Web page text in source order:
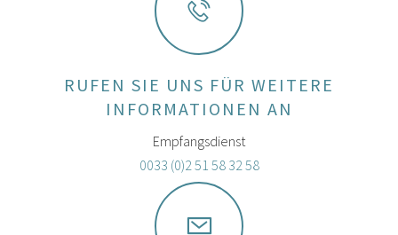
RUFEN SIE UNS FÜR WEITERE
INFORMATIONEN AN
Empfangsdienst
0033 (0)2 51 58 32 58